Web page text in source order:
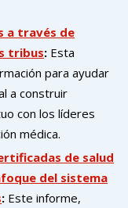
a través de
tribus: Esta
para ayudar
a construir
con los líderes
médica.
de salud
del sistema
: Este informe,